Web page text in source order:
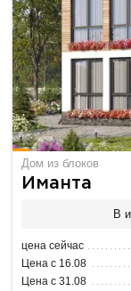
Дом из блоков
Иманта
В
цена сейчас
Цена с 16.08
Цена с 31.08